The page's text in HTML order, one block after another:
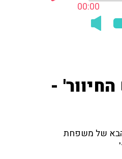
00:00
החיוור' -
הבא של משפחת